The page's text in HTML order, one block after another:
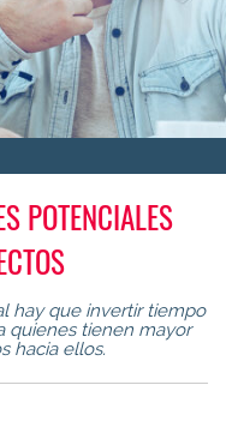
POTENCIALES
hay que invertir tiempo
quienes tienen mayor
hacia ellos.